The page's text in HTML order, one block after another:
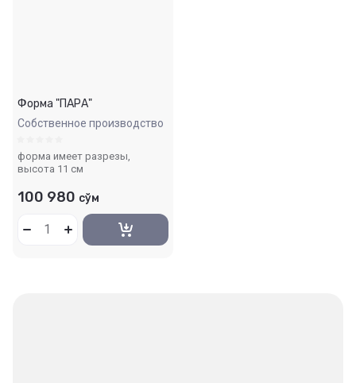
Форма "ПАРА"
Собственное производство
форма имеет разрезы,
высота 11 см
100 980 сўм